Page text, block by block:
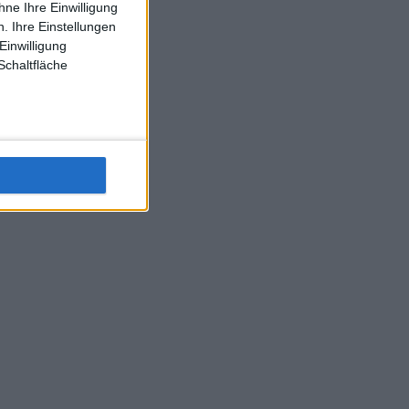
Ihre Einwilligung
Ihre Einstellungen
L-Struff wahrscheinlich morge 3 Spiele absolvieren (2.
1x Doppel) dank der hervorragenden Unterstützung
für F-A-A